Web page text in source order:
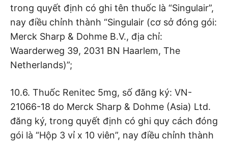
trong quyết định có ghi tên thuốc là “Singulair”,
nay điều chỉnh thành “Singulair (cơ sở đóng gói:
Merck Sharp & Dohme B.V., địa chỉ:
Waarderweg 39, 2031 BN Haarlem, The
Netherlands)”;
10.6. Thuốc Renitec 5mg, số đăng ký: VN-
21066-18 do Merck Sharp & Dohme (Asia) Ltd.
đăng ký, trong quyết định có ghi quy cách đóng
gói là “Hộp 3 vỉ x 10 viên”, nay điều chỉnh thành